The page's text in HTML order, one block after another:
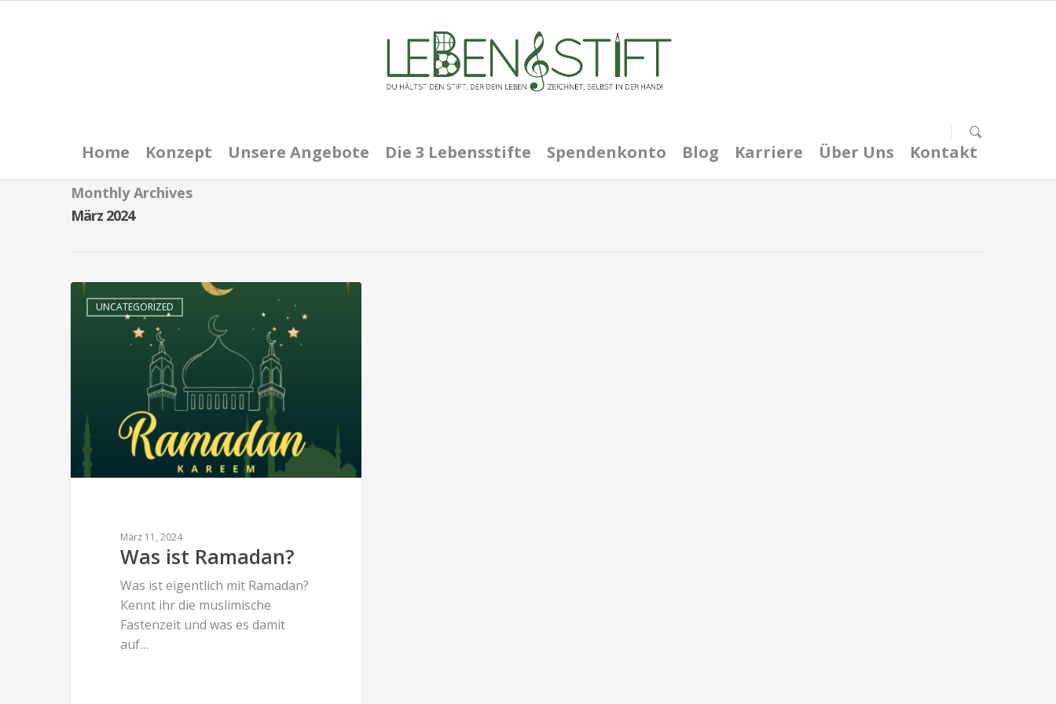
Home Konzept Unsere Angebote Die 3 Lebensstifte Spendenkonto Blog Karriere Über Uns Kontakt
Monthly Archives
März 2024
UNCATEGORIZED
März 11, 2024
Was ist Ramadan?
Was ist eigentlich mit Ramadan?
Kennt ihr die muslimische
Fastenzeit und was es damit
auf…